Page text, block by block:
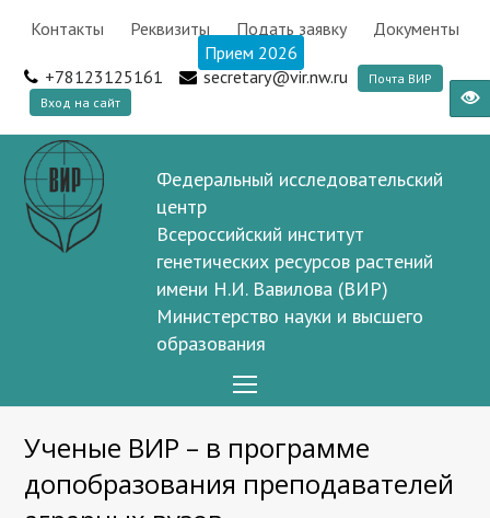
Контакты Реквизиты Подать заявку
Документы
Прием 2026
+78123125161
secretary@vir.nw.ru
Почта ВИР
Вход на сайт
Федеральный исследовательский
центр
Всероссийский институт
генетических ресурсов растений
имени Н.И. Вавилова (ВИР)
Министерство науки и высшего
образования
Menu
Ученые ВИР – в программе
допобразования преподавателей